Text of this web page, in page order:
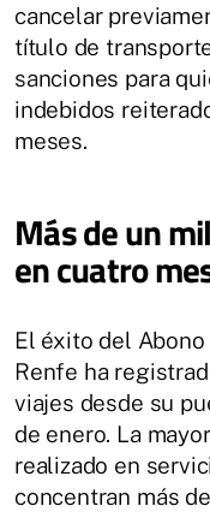
cancelar
título de
sanciones para
indebidos
meses.
Más de un
en cuatro
El éxito del
Renfe ha
viajes desde su
de enero. La
realizado en
concentran más